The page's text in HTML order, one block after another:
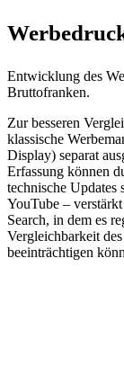
Entwicklung des
Bruttofranken.
Zur besseren
klassische
Display) separat
Erfassung können
technische Updates
YouTube –
Search, in dem es
Vergleichbarkeit
beeinträchtigen